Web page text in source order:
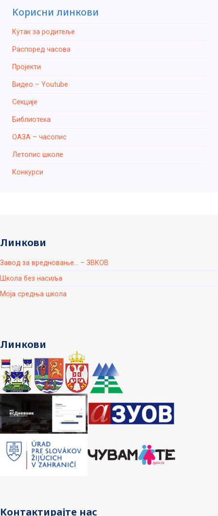
Kорисни линкови
Кутак за родитеље
Распоред часова
Пројекти
Видео – Youtube
Секције
Библиотека
ОАЗА – часопис
Летопис школе
Конкурси
Линкови
Завод за вредновање... – ЗВКОВ
Школа без насиља
Моја средња школа
Линкови
Контактирајте нас